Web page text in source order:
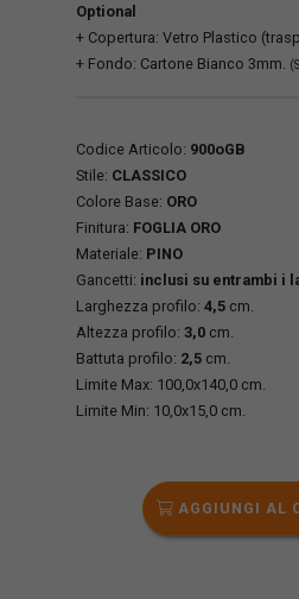
Optional
+ Copertura: Vetro Plastico
+ Fondo: Cartone Bianco 3mm.
Codice Articolo: 900oGB
Stile: CLASSICO
Colore Base: ORO
Finitura: FOGLIA ORO
Materiale: PINO
Gancetti: inclusi su entrambi i
Larghezza profilo: 4,5 cm.
Altezza profilo: 3,0 cm.
Battuta profilo: 2,5 cm.
Limite Max: 100,0x140,0 cm.
Limite Min: 10,0x15,0 cm.
AGGIUNGI AL